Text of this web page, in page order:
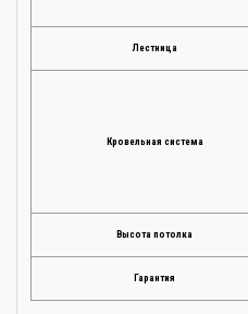
Лестница
Кровельная система
Высота потолка
Гарантия